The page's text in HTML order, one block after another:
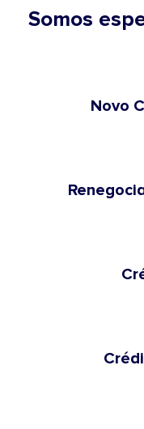
Somos
Novo